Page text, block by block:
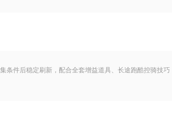
条件后稳定刷新，配合全套增益道具、长途跑酷控骑技巧